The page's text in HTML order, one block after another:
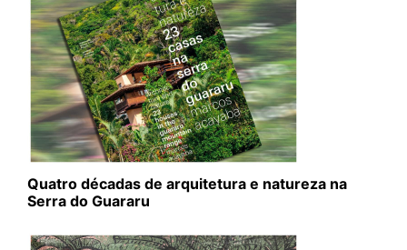
Quatro décadas de arquitetura e natureza na
Serra do Guararu